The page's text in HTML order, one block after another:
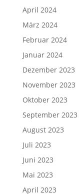
April 2024
März 2024
Februar 2024
Januar 2024
Dezember 2023
November 2023
Oktober 2023
September 2023
August 2023
Juli 2023
Juni 2023
Mai 2023
April 2023